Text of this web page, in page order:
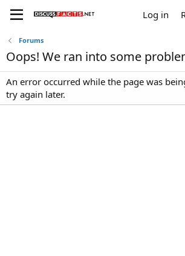
Log in
Forums
Oops! We ran into some
An error occurred while the page was
try again later.